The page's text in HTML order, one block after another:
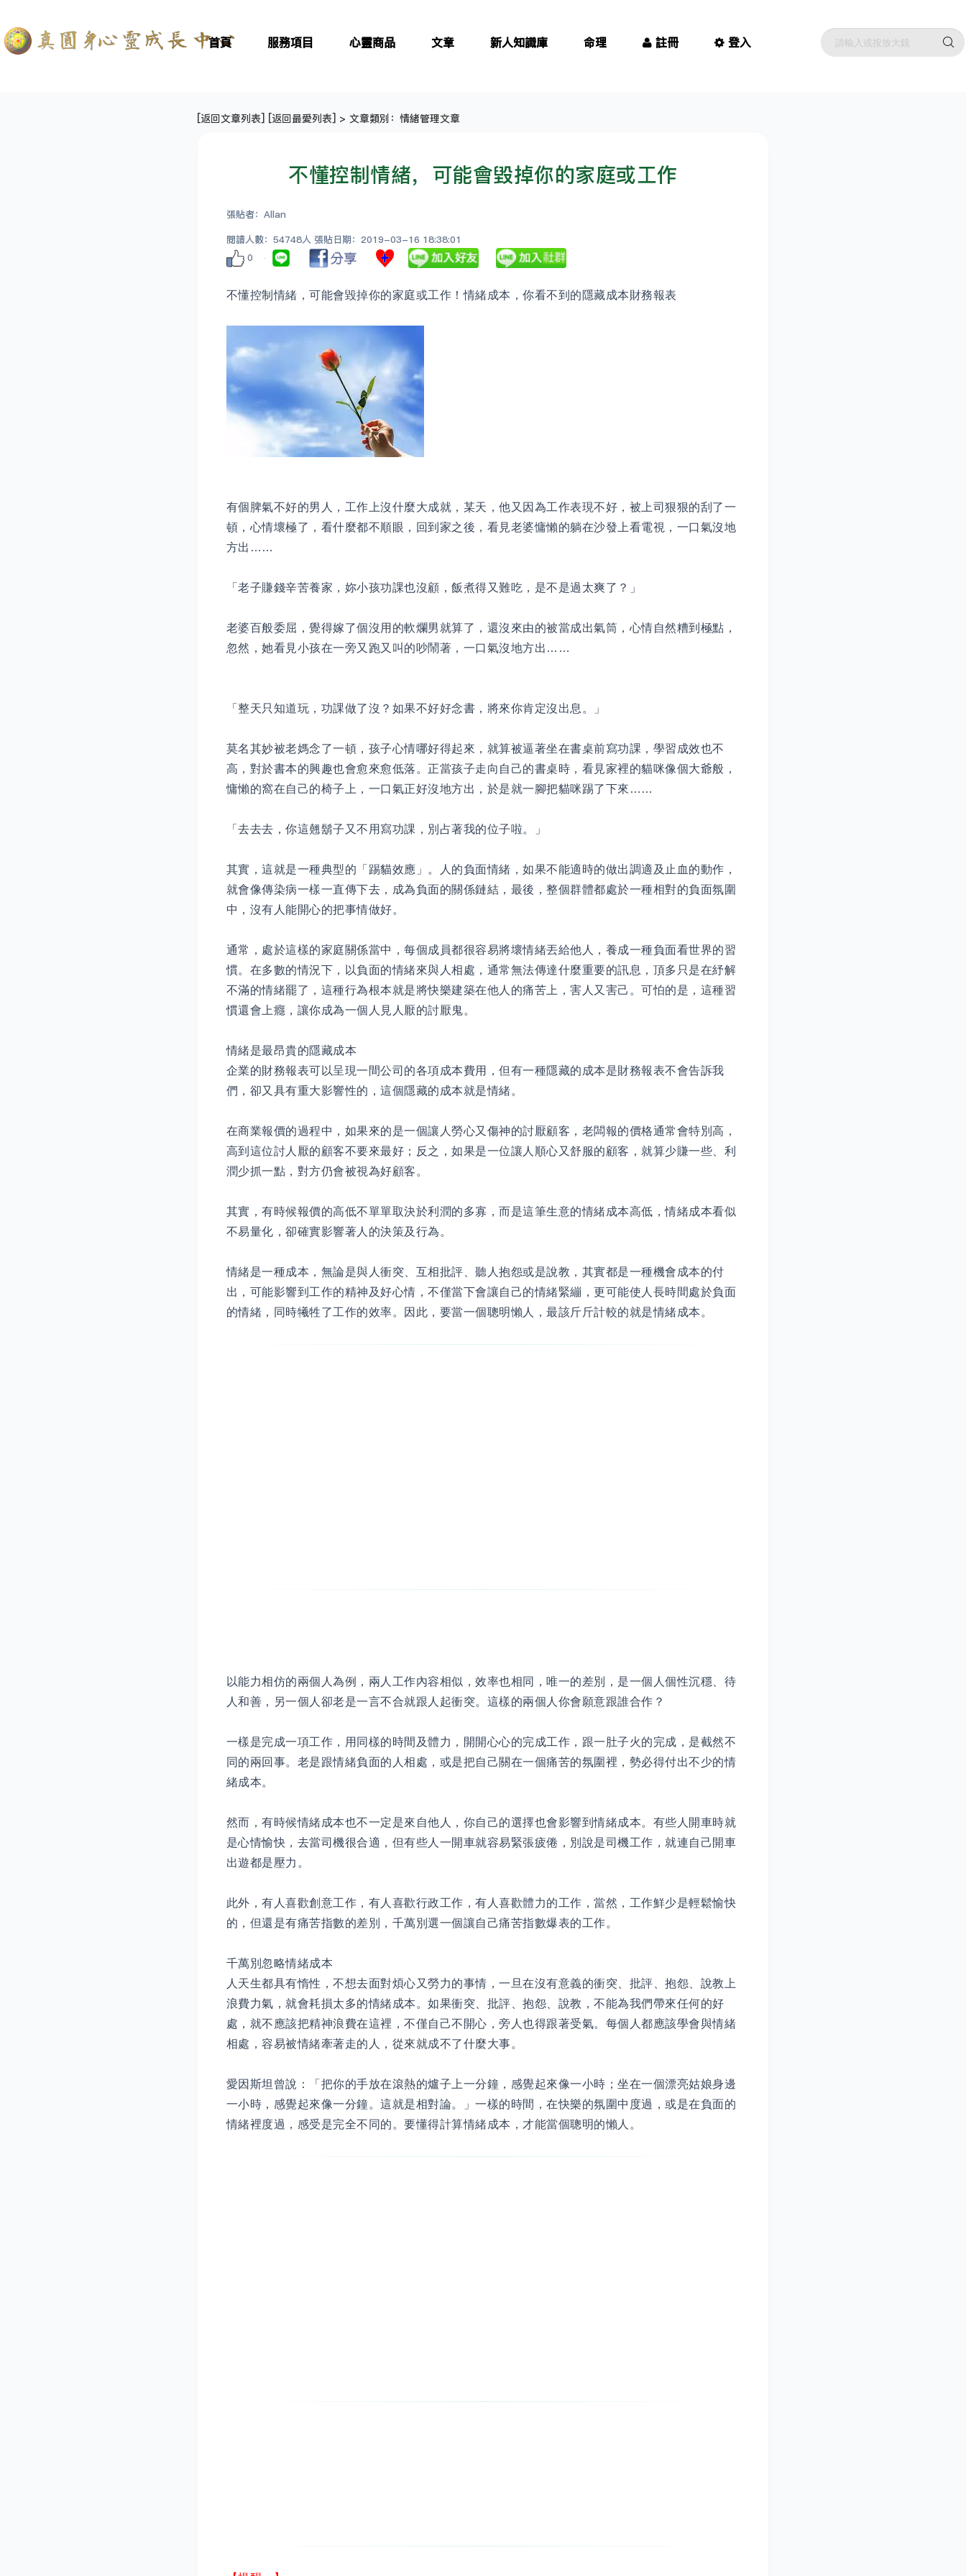
首頁 服務項目 心靈商品 文章 新人知識庫 命理 註冊 登入
[返回文章列表] [返回最愛列表] > 文章類別：情緒管理文章
不懂控制情緒，可能會毀掉你的家庭或工作
張貼者：Allan
閱讀人數：54748人 張貼日期：2019-03-16 18:38:01
0
不懂控制情緒，可能會毀掉你的家庭或工作！情緒成本，你看不到的隱藏成本財務報表
有個脾氣不好的男人，工作上沒什麼大成就，某天，他又因為工作表現不好，被上司狠狠的刮了一
頓，心情壞極了，看什麼都不順眼，回到家之後，看見老婆慵懶的躺在沙發上看電視，一口氣沒地
方出……
「老子賺錢辛苦養家，妳小孩功課也沒顧，飯煮得又難吃，是不是過太爽了？」
老婆百般委屈，覺得嫁了個沒用的軟爛男就算了，還沒來由的被當成出氣筒，心情自然糟到極點，
忽然，她看見小孩在一旁又跑又叫的吵鬧著，一口氣沒地方出……
「整天只知道玩，功課做了沒？如果不好好念書，將來你肯定沒出息。」
莫名其妙被老媽念了一頓，孩子心情哪好得起來，就算被逼著坐在書桌前寫功課，學習成效也不
高，對於書本的興趣也會愈來愈低落。正當孩子走向自己的書桌時，看見家裡的貓咪像個大爺般，
慵懶的窩在自己的椅子上，一口氣正好沒地方出，於是就一腳把貓咪踢了下來……
「去去去，你這翹鬍子又不用寫功課，別占著我的位子啦。」
其實，這就是一種典型的「踢貓效應」。人的負面情緒，如果不能適時的做出調適及止血的動作，
就會像傳染病一樣一直傳下去，成為負面的關係鏈結，最後，整個群體都處於一種相對的負面氛圍
中，沒有人能開心的把事情做好。
通常，處於這樣的家庭關係當中，每個成員都很容易將壞情緒丟給他人，養成一種負面看世界的習
慣。在多數的情況下，以負面的情緒來與人相處，通常無法傳達什麼重要的訊息，頂多只是在紓解
不滿的情緒罷了，這種行為根本就是將快樂建築在他人的痛苦上，害人又害己。可怕的是，這種習
慣還會上癮，讓你成為一個人見人厭的討厭鬼。
情緒是最昂貴的隱藏成本
企業的財務報表可以呈現一間公司的各項成本費用，但有一種隱藏的成本是財務報表不會告訴我
們，卻又具有重大影響性的，這個隱藏的成本就是情緒。
在商業報價的過程中，如果來的是一個讓人勞心又傷神的討厭顧客，老闆報的價格通常會特別高，
高到這位討人厭的顧客不要來最好；反之，如果是一位讓人順心又舒服的顧客，就算少賺一些、利
潤少抓一點，對方仍會被視為好顧客。
其實，有時候報價的高低不單單取決於利潤的多寡，而是這筆生意的情緒成本高低，情緒成本看似
不易量化，卻確實影響著人的決策及行為。
情緒是一種成本，無論是與人衝突、互相批評、聽人抱怨或是說教，其實都是一種機會成本的付
出，可能影響到工作的精神及好心情，不僅當下會讓自己的情緒緊繃，更可能使人長時間處於負面
的情緒，同時犧牲了工作的效率。因此，要當一個聰明懶人，最該斤斤計較的就是情緒成本。
以能力相仿的兩個人為例，兩人工作內容相似，效率也相同，唯一的差別，是一個人個性沉穩、待
人和善，另一個人卻老是一言不合就跟人起衝突。這樣的兩個人你會願意跟誰合作？
一樣是完成一項工作，用同樣的時間及體力，開開心心的完成工作，跟一肚子火的完成，是截然不
同的兩回事。老是跟情緒負面的人相處，或是把自己關在一個痛苦的氛圍裡，勢必得付出不少的情
緒成本。
然而，有時候情緒成本也不一定是來自他人，你自己的選擇也會影響到情緒成本。有些人開車時就
是心情愉快，去當司機很合適，但有些人一開車就容易緊張疲倦，別說是司機工作，就連自己開車
出遊都是壓力。
此外，有人喜歡創意工作，有人喜歡行政工作，有人喜歡體力的工作，當然，工作鮮少是輕鬆愉快
的，但還是有痛苦指數的差別，千萬別選一個讓自己痛苦指數爆表的工作。
千萬別忽略情緒成本
人天生都具有惰性，不想去面對煩心又勞力的事情，一旦在沒有意義的衝突、批評、抱怨、說教上
浪費力氣，就會耗損太多的情緒成本。如果衝突、批評、抱怨、說教，不能為我們帶來任何的好
處，就不應該把精神浪費在這裡，不僅自己不開心，旁人也得跟著受氣。每個人都應該學會與情緒
相處，容易被情緒牽著走的人，從來就成不了什麼大事。
愛因斯坦曾說：「把你的手放在滾熱的爐子上一分鐘，感覺起來像一小時；坐在一個漂亮姑娘身邊
一小時，感覺起來像一分鐘。這就是相對論。」一樣的時間，在快樂的氛圍中度過，或是在負面的
情緒裡度過，感受是完全不同的。要懂得計算情緒成本，才能當個聰明的懶人。